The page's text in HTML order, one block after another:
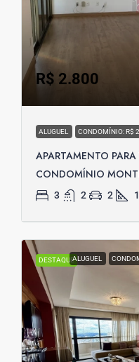
R$ 2.800
ALUGUEL CONDOMÍNIO: R$
APARTAMENTO
CONDOMÍNIO
3 2 2
DESTAQUEALUGUEL